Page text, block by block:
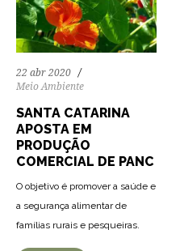
22 abr 2020
Meio Ambiente
SANTA CATARINA
APOSTA EM
PRODUÇÃO
COMERCIAL DE PANC
O objetivo é promover a saúde e
a segurança alimentar de
famílias rurais e pesqueiras.